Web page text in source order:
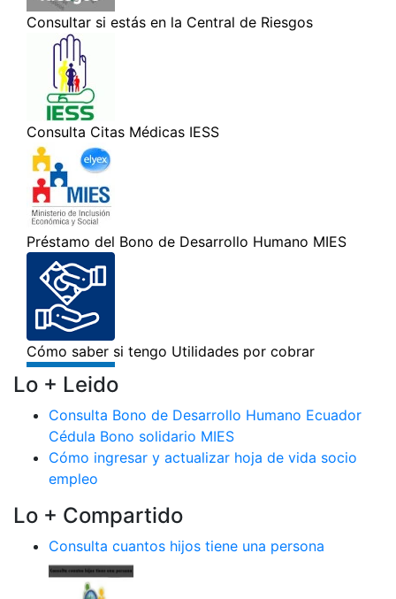
Lo + Leido
Consulta Bono de Desarrollo Humano Ecuador
Cédula Bono solidario MIES
Cómo ingresar y actualizar hoja de vida socio
empleo
Lo + Compartido
Consulta cuantos hijos tiene una persona